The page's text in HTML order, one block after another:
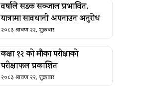
वर्षाले सडक सञ्जाल प्रभावित,
यात्रामा सावधानी अपनाउन अनुरोध
२०८३ श्रावण २२, शुक्रबार
कक्षा १२ को मौका परीक्षाको
परीक्षाफल प्रकाशित
२०८३ श्रावण २२, शुक्रबार